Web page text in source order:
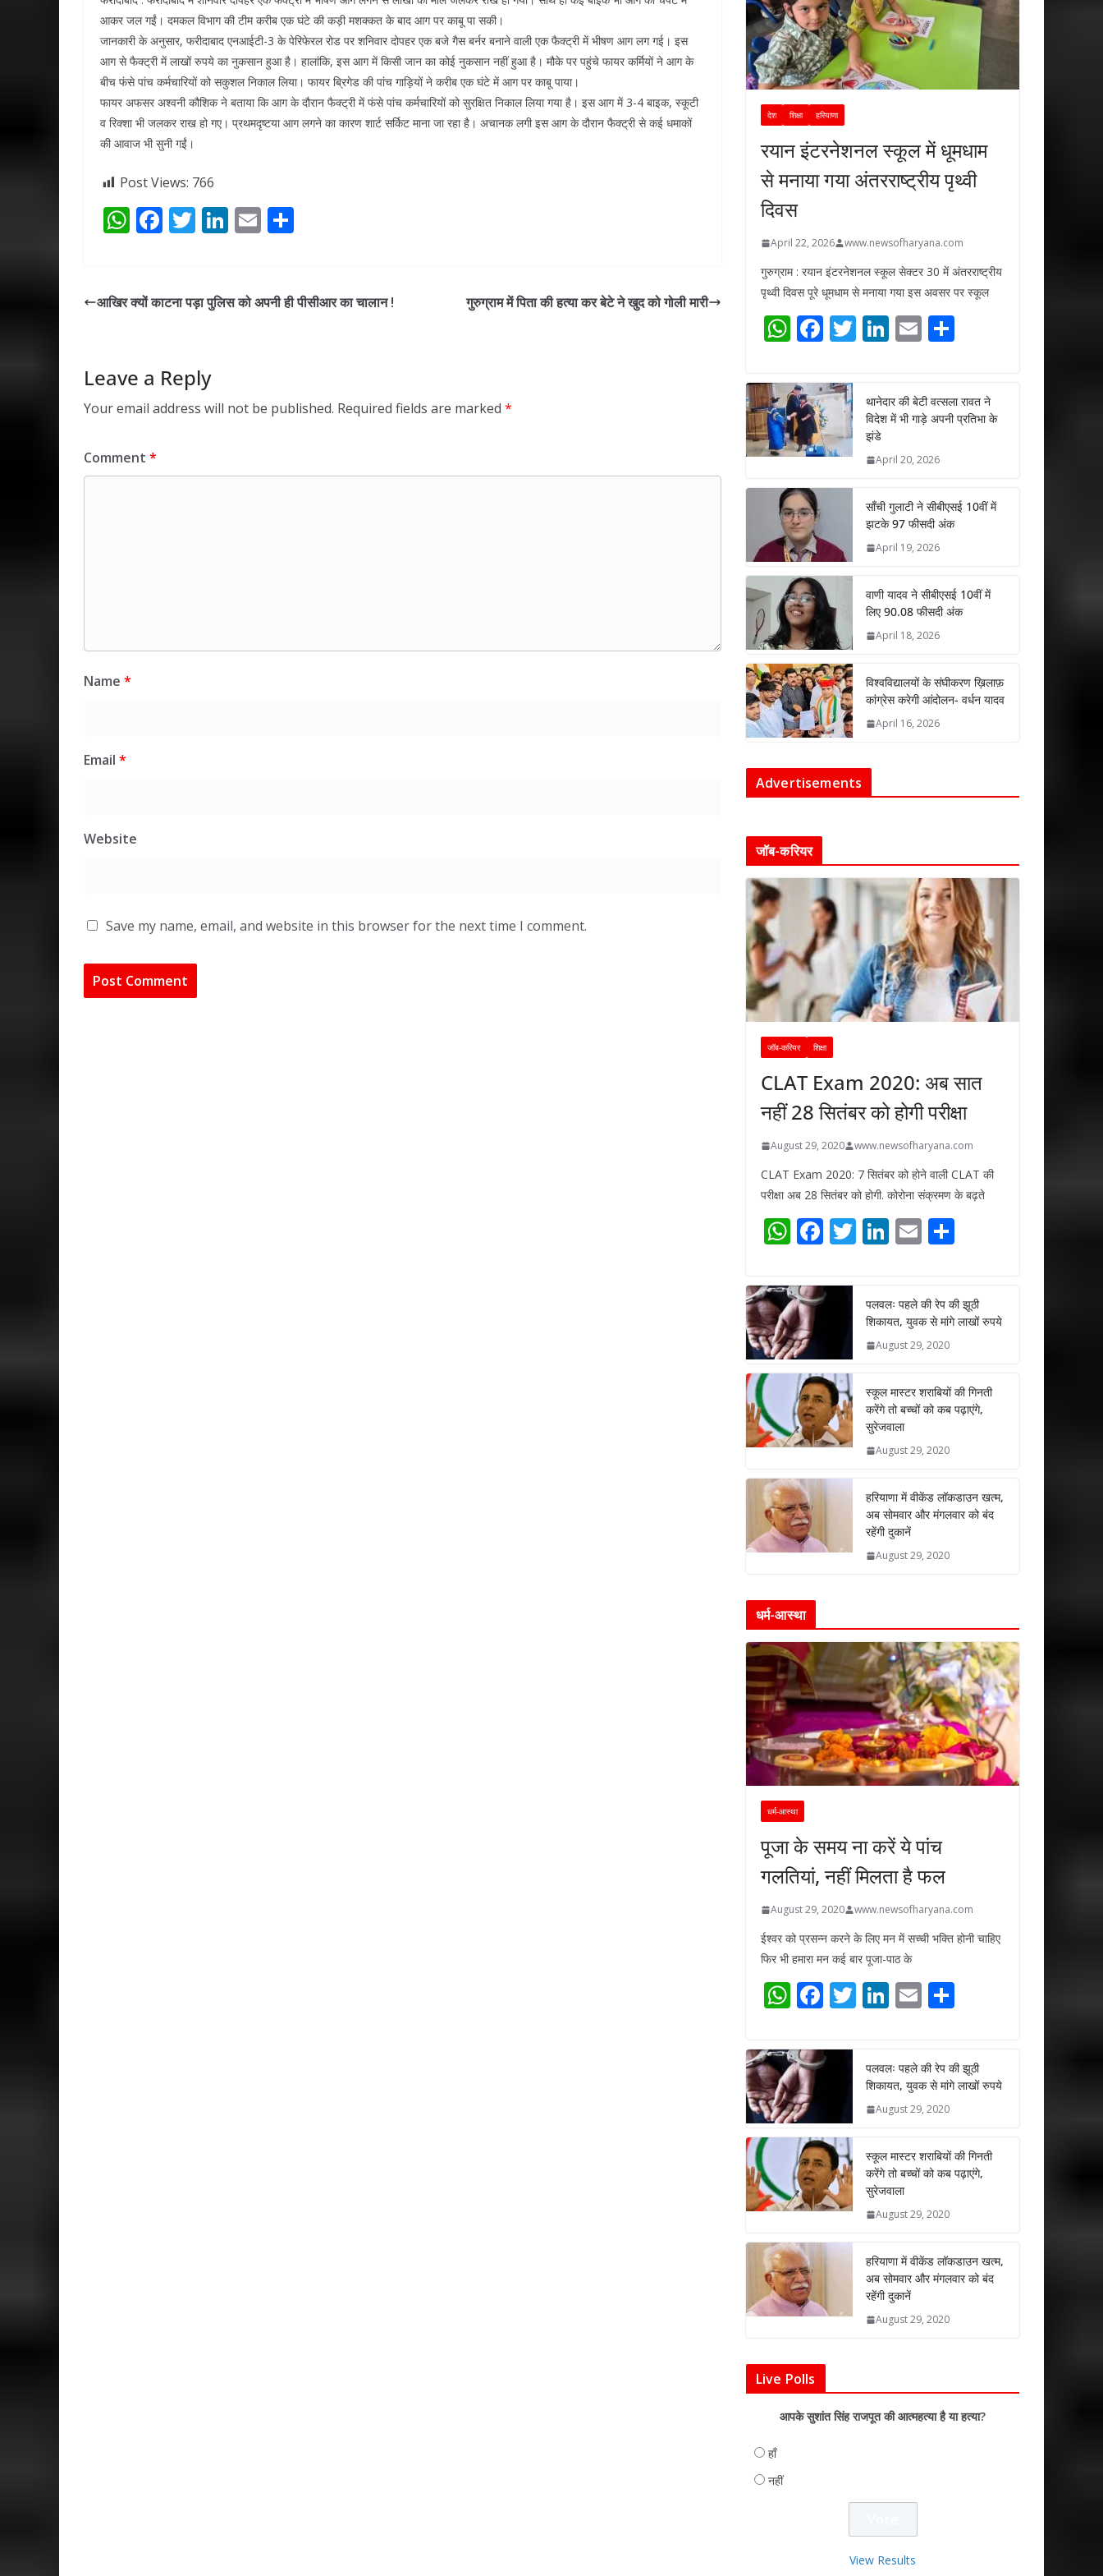
आकर जल गईं। दमकल विभाग की टीम करीब एक घंटे की कड़ी मशक्कत के बाद आग पर काबू पा सकी।
जानकारी के अनुसार, फरीदाबाद एनआईटी-3 के पेरिफेरल रोड पर शनिवार दोपहर एक बजे गैस बर्नर बनाने वाली एक फैक्ट्री में भीषण आग लग गई। इस
आग से फैक्ट्री में लाखों रुपये का नुकसान हुआ है। हालांकि, इस आग में किसी जान का कोई नुकसान नहीं हुआ है। मौके पर पहुंचे फायर कर्मियों ने आग के
बीच फंसे पांच कर्मचारियों को सकुशल निकाल लिया। फायर ब्रिगेड की पांच गाड़ियों ने करीब एक घंटे में आग पर काबू पाया।
फायर अफसर अश्वनी कौशिक ने बताया कि आग के दौरान फैक्ट्री में फंसे पांच कर्मचारियों को सुरक्षित निकाल लिया गया है। इस आग में 3-4 बाइक, स्कूटी
व रिक्शा भी जलकर राख हो गए। प्रथमदृष्टया आग लगने का कारण शार्ट सर्किट माना जा रहा है। अचानक लगी इस आग के दौरान फैक्ट्री से कई धमाकों
की आवाज भी सुनी गईं।
Post Views: 766
W
s
p
F
b
k
T
er
Li
e
E
l e
आखिर क्यों काटना पड़ा पुलिस को अपनी ही पीसीआर का चालान ! गुरुग्राम में पिता की हत्या कर बेटे ने खुद को गोली मारी
Leave a Reply
Your email address will not be published. Required fields are marked *
Comment *
Name *
Email *
Website
Save my name, email, and website in this browser for the next time I comment.
देश शिक्षा हरियाणा
रयान इंटरनेशनल स्कूल में धूमधाम
से मनाया गया अंतरराष्ट्रीय पृथ्वी
दिवस
April 22, 2026 www.newsofharyana.com
गुरुग्राम : रयान इंटरनेशनल स्कूल सेक्टर 30 में अंतरराष्ट्रीय
पृथ्वी दिवस पूरे धूमधाम से मनाया गया इस अवसर पर स्कूल
W
at
s
A
p
p
F
e
b
o
o
k
T
er
Li
e
dI
n
E
l e
थानेदार की बेटी वत्सला रावत ने
विदेश में भी गाड़े अपनी प्रतिभा के
झंडे
April 20, 2026
साँची गुलाटी ने सीबीएसई 10वीं में
झटके 97 फीसदी अंक
April 19, 2026
वाणी यादव ने सीबीएसई 10वीं में
लिए 90.08 फीसदी अंक
April 18, 2026
विश्वविद्यालयों के संघीकरण ख़िलाफ़
कांग्रेस करेगी आंदोलन- वर्धन यादव
April 16, 2026
Advertisements
जॉब-करियर
जॉब-करियर शिक्षा
CLAT Exam 2020: अब सात
नहीं 28 सितंबर को होगी परीक्षा
August 29, 2020 www.newsofharyana.com
CLAT Exam 2020: 7 सितंबर को होने वाली CLAT की
परीक्षा अब 28 सितंबर को होगी. कोरोना संक्रमण के बढ़ते
W
at
s
A
p
p
F
e
b
o
k
T
er
Li
e
dI
n
E
l e
पलवलः पहले की रेप की झूठी
शिकायत, युवक से मांगे लाखों रुपये
August 29, 2020
स्कूल मास्टर शराबियों की गिनती
करेंगे तो बच्चों को कब पढ़ाएंगे,
सुरेजवाला
August 29, 2020
हरियाणा में वीकेंड लॉकडाउन खत्म,
अब सोमवार और मंगलवार को बंद
रहेंगी दुकानें
August 29, 2020
धर्म-आस्था
धर्म-आस्था
पूजा के समय ना करें ये पांच
गलतियां, नहीं मिलता है फल
August 29, 2020 www.newsofharyana.com
ईश्वर को प्रसन्न करने के लिए मन में सच्ची भक्ति होनी चाहिए
फिर भी हमारा मन कई बार पूजा-पाठ के
W
at
s
A
p
p
F
e
b
o
k
T
er
Li
e
dI
n
E
l e
पलवलः पहले की रेप की झूठी
शिकायत, युवक से मांगे लाखों रुपये
August 29, 2020
स्कूल मास्टर शराबियों की गिनती
करेंगे तो बच्चों को कब पढ़ाएंगे,
सुरेजवाला
August 29, 2020
हरियाणा में वीकेंड लॉकडाउन खत्म,
अब सोमवार और मंगलवार को बंद
रहेंगी दुकानें
August 29, 2020
Live Polls
आपके सुशांत सिंह राजपूत की आत्महत्या है या हत्या?
हाँ
नहीं
View Results